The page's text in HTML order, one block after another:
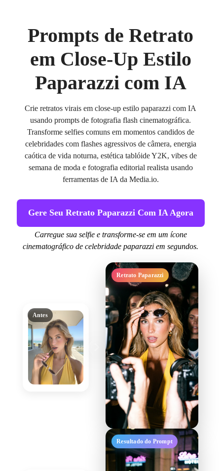
Prompts de Retrato
em Close-Up Estilo
Paparazzi com IA
Crie retratos virais em close-up estilo paparazzi com IA
usando prompts de fotografia flash cinematográfica.
Transforme selfies comuns em momentos candidos de
celebridades com flashes agressivos de câmera, energia
caótica de vida noturna, estética tablóide Y2K, vibes de
semana de moda e fotografia editorial realista usando
ferramentas de IA da Media.io.
Gere Seu Retrato Paparazzi Com IA Agora
Carregue sua selfie e transforme-se em um ícone
cinematográfico de celebridade paparazzi em segundos.
Antes
Retrato Paparazzi
Resultado do Prompt